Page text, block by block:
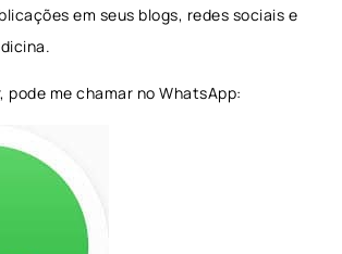
em seus blogs, redes sociais e
pode me chamar no WhatsApp: